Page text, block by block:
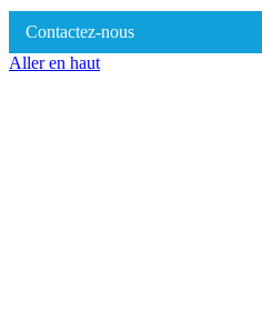
Contactez-nous
Aller en haut